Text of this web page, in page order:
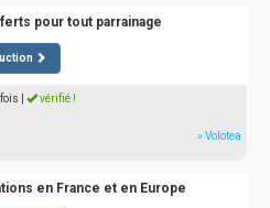
pour tout parrainage
vérifié !
» Volotea
en France et en Europe